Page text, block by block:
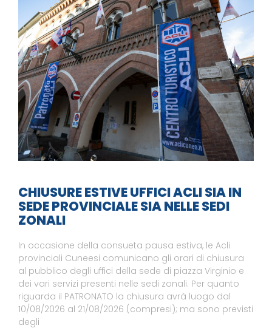
CHIUSURE ESTIVE UFFICI ACLI SIA IN
SEDE PROVINCIALE SIA NELLE SEDI
ZONALI
In occasione della consueta pausa estiva, le Acli
provinciali Cuneesi comunicano gli orari di chiusura
al pubblico degli uffici della sede di piazza Virginio e
dei vari servizi presenti nelle sedi zonali. Per quanto
riguarda il PATRONATO la chiusura avrà luogo dal
10/08/2026 al 21/08/2026 (compresi); ma sono previsti
degli